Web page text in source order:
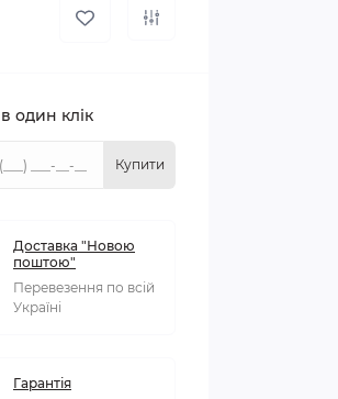
один клік
Купити
Доставка "Новою
поштою"
Перевезення по всій
Україні
Гарантія